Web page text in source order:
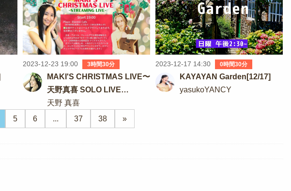
2023-12-23 19:00 3時間30分
MAKI'S CHRISTMAS LIVE〜
天野真喜 SOLO LIVE
VOL.18〜＠Electric Cafe
天野 真喜
2023-12-17 14:30 0時間30分
KAYAYAN Garden[12/17]
yasukoYANCY
5 6 ... 37 38 »